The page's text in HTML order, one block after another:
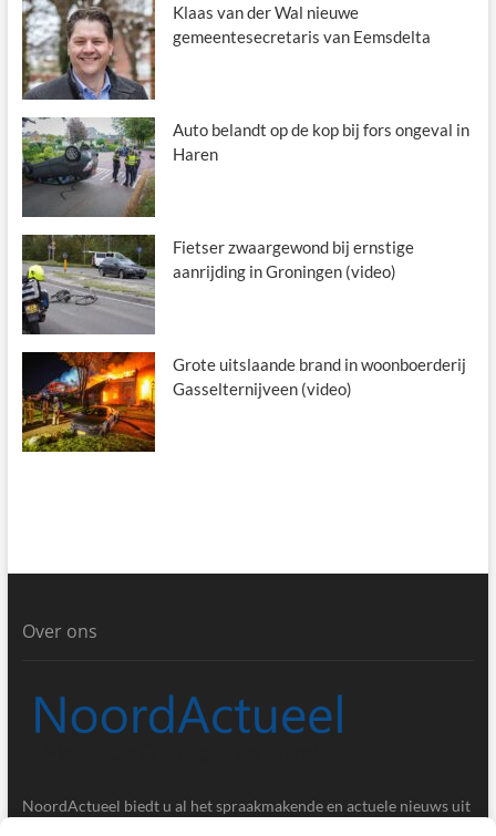
Klaas van der Wal nieuwe
gemeentesecretaris van Eemsdelta
Auto belandt op de kop bij fors ongeval in
Haren
Fietser zwaargewond bij ernstige
aanrijding in Groningen (video)
Grote uitslaande brand in woonboerderij
Gasselternijveen (video)
Over ons
NoordActueel biedt u al het spraakmakende en actuele nieuws uit